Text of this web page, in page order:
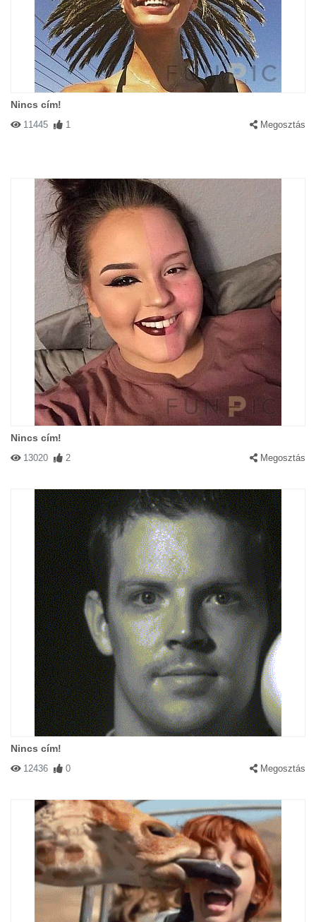
Nincs cím!
11445 1 Megosztás
Nincs cím!
13020 2 Megosztás
Nincs cím!
12436 0 Megosztás